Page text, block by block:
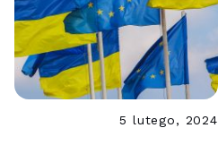
5 lutego, 2024